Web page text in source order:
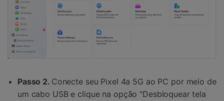
Passo 2. Conecte seu Pixel 4a 5G ao PC por meio de
um cabo USB e clique na opção "Desbloquear tela